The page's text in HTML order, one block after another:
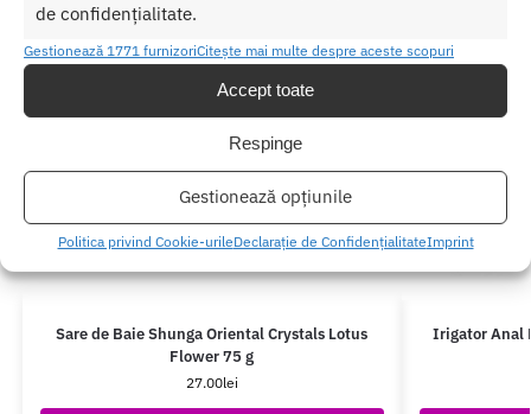
de confidențialitate.
Gestionează 1771 furnizoriCitește mai multe despre aceste scopuri
Accept toate
Respinge
Gestionează opțiunile
Politica privind Cookie-urileDeclarație de ConfidențialitateImprint
Sare de Baie Shunga Oriental Crystals Lotus
Flower 75 g
27.00lei
Irigator Anal